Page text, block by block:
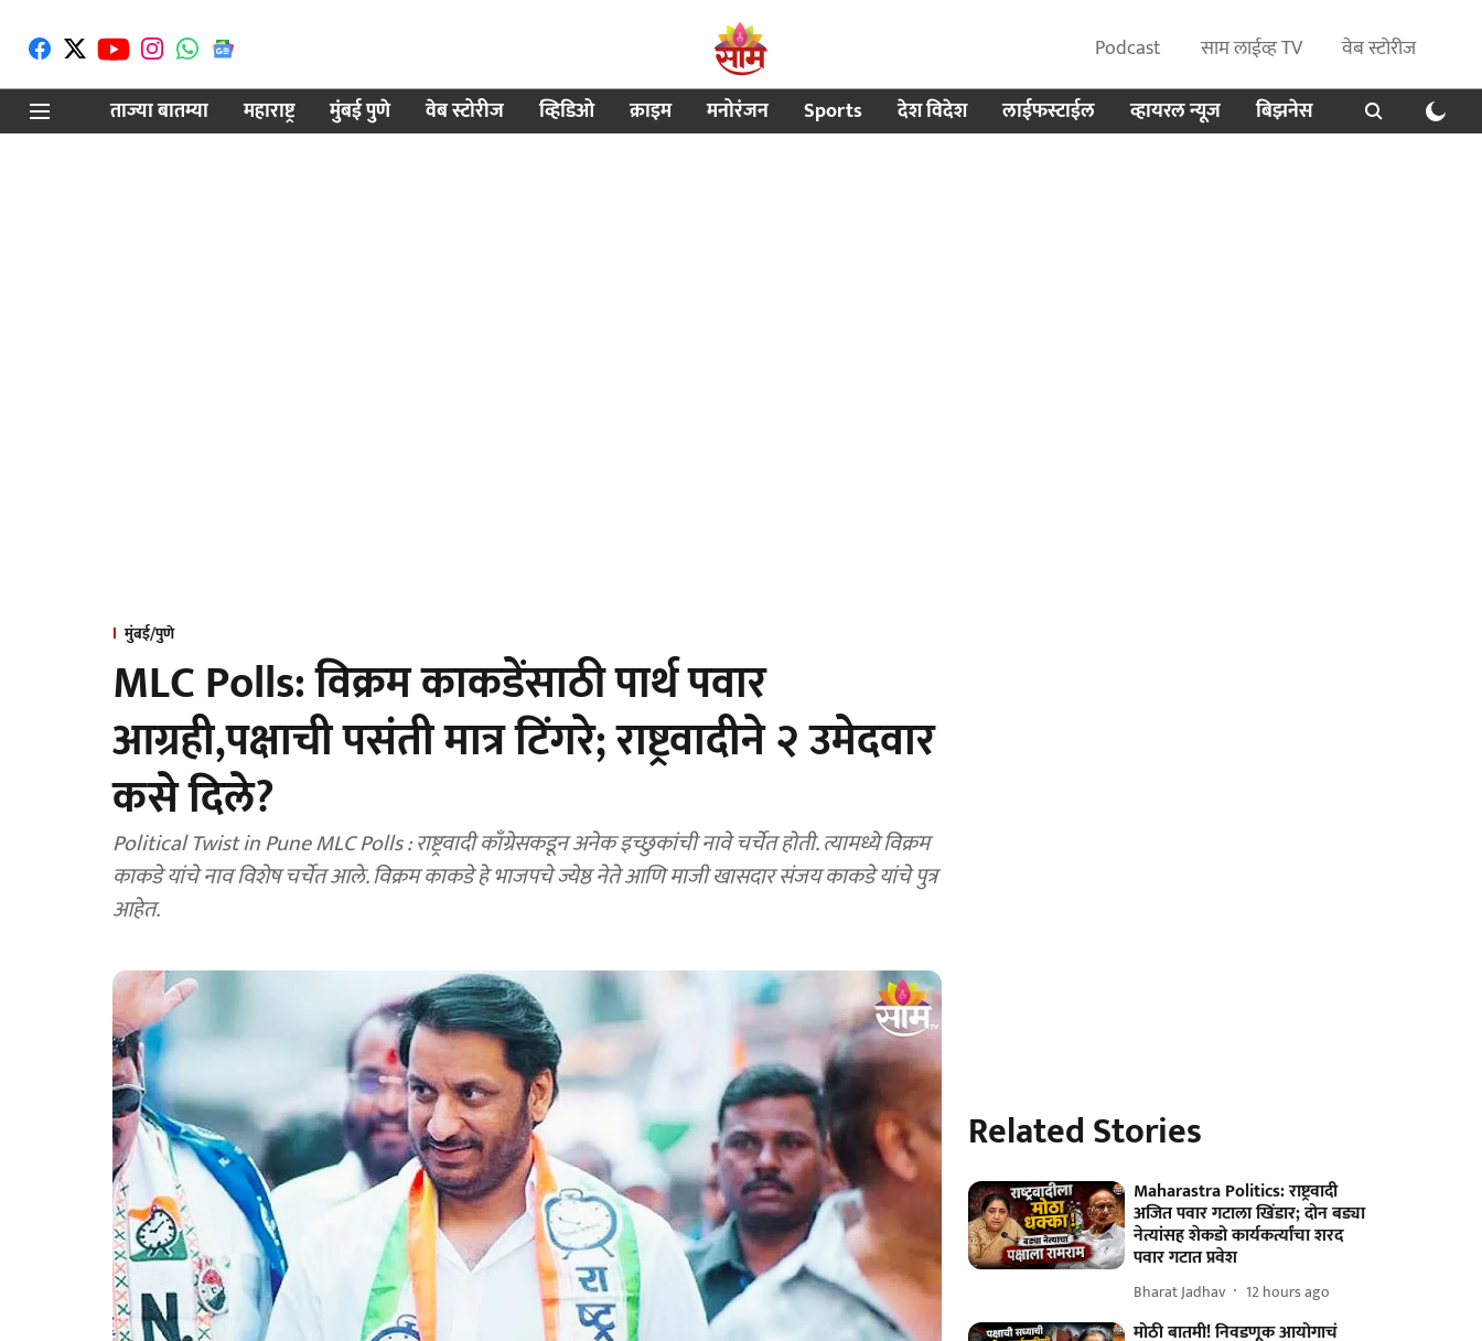
Podcast साम लाईव्ह TV
वेब स्टोरीज
ताज्या बातम्या
महाराष्ट्र मुंबई पुणे वेब स्टोरीज व्हिडिओ क्राइम मनोरंजन Sports देश विदेश लाईफस्टाईल व्हायरल न्यूज बिझनेस
मुंबई/पुणे
MLC Polls: विक्रम काकडेंसाठी पार्थ पवार
आग्रही,पक्षाची पसंती मात्र टिंगरे; राष्ट्रवादीने २ उमेदवार
कसे दिले?
Political Twist in Pune MLC Polls : राष्ट्रवादी काँग्रेसकडून अनेक इच्छुकांची नावे चर्चेत होती. त्यामध्ये विक्रम
काकडे यांचे नाव विशेष चर्चेत आले. विक्रम काकडे हे भाजपचे ज्येष्ठ नेते आणि माजी खासदार संजय काकडे यांचे पुत्र
आहेत.
Related Stories
Maharastra Politics: राष्ट्रवादी
अजित पवार गटाला खिंडार; दोन बड्या
नेत्यांसह शेकडो कार्यकर्त्यांचा शरद
पवार गटात प्रवेश
Bharat Jadhav 12 hours ago
मोठी बातमी! निवडणूक आयोगाचं